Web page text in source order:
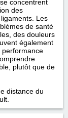
concentrent
des
Les
de santé
des douleurs
également
performance
plutôt que de
distance du